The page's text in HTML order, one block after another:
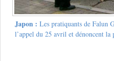
Japon : Les pratiquants de Falun
l’appel du 25 avril et dénoncent la